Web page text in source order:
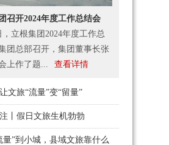
召开2024年度工作总结会
，立根集团2024年度工作总
团总部召开，集团董事长张
上作了题...
查看详情
文旅“流量”变“留量”
丨假日文旅生机勃勃
量”到小城，县域文旅靠什么